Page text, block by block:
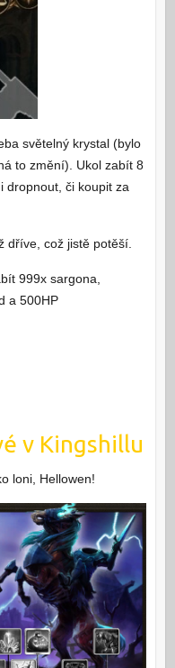
světelný krystal (bylo
to změní). Ukol zabít 8
dropnout, či koupit za
dříve, což jistě potěší.
999x sargona,
a 500HP
v Kingshillu
loni, Hellowen!